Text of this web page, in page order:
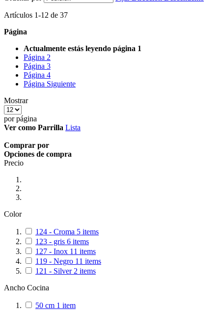
Artículos 1-12 de 37
Página
Actualmente estás leyendo página 1
Página 2
Página 3
Página 4
Página Siguiente
Mostrar
por página
Ver como Parrilla Lista
Comprar por
Opciones de compra
Precio
Color
124 - Croma 5 items
123 - gris 6 items
127 - Inox 11 items
119 - Negro 11 items
121 - Silver 2 items
Ancho Cocina
50 cm 1 item